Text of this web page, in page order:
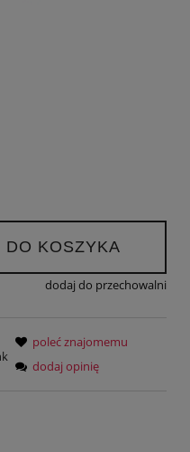
DO KOSZYKA
dodaj do przechowalni
poleć znajomemu
dodaj opinię